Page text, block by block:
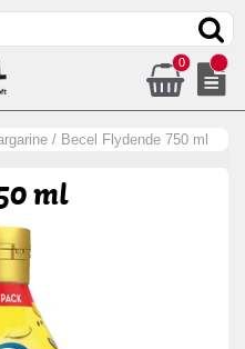
0
/ Becel Flydende 750 ml
ml